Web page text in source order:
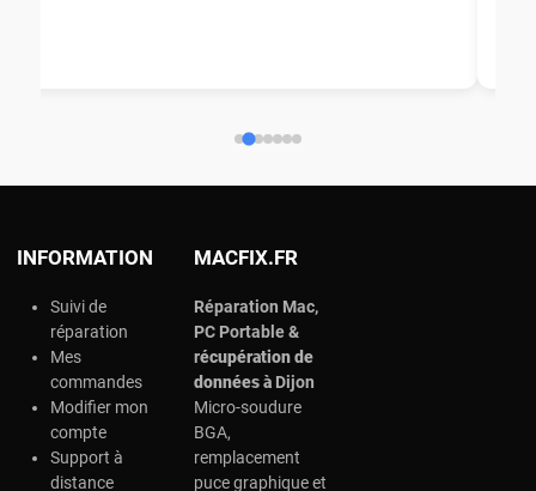
INFORMATION
Suivi de
réparation
Mes
commandes
Modifier mon
compte
Support à
distance
MACFIX.FR
Réparation Mac,
PC Portable &
récupération de
données àDijon
Micro-soudure
BGA,
remplacement
puce graphique et